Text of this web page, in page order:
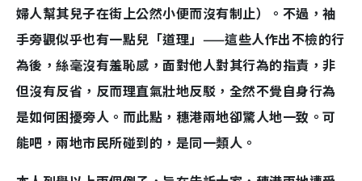
婦人幫其兒子在街上公然小便而沒有制止）。不過，袖
手旁觀似乎也有一點兒「道理」——這些人作出不檢的行
為後，絲毫沒有羞恥感，面對他人對其行為的指責，非
但沒有反省，反而理直氣壯地反駁，全然不覺自身行為
是如何困擾旁人。而此點，穗港兩地卻驚人地一致。可
能吧，兩地市民所碰到的，是同一類人。